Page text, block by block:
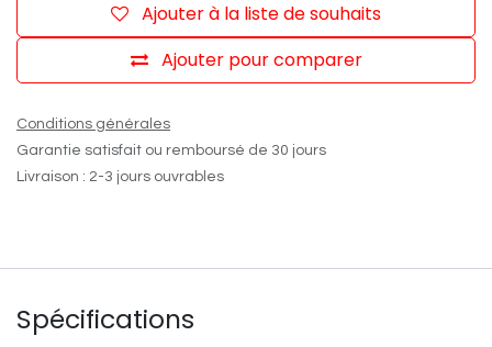
Ajouter pour comparer
Ajouter à la liste de souhaits
Conditions générales
Garantie satisfait ou remboursé de 30 jours
Livraison : 2-3 jours ouvrables
Spécifications